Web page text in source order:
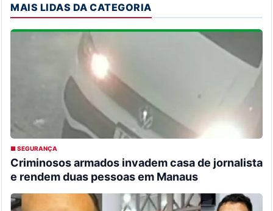
MAIS LIDAS DA CATEGORIA
■ SEGURANÇA
Criminosos armados invadem casa de jornalista
e rendem duas pessoas em Manaus